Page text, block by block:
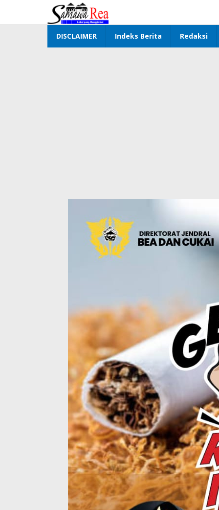
konten
DISCLAIMER Indeks Berita Redaksi